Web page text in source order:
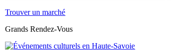
Trouver un marché
Grands Rendez-Vous